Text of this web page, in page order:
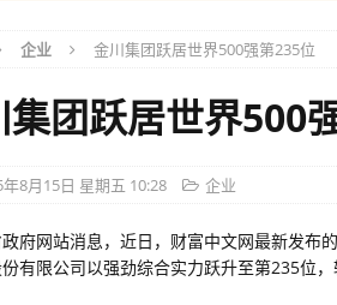
市场
全国增速
产业
市场
企业 金川集团跃居世界500强第235位
集团跃居世界500
8月15日 星期五 10:28 企业
府网站消息，近日，财富中文网最新发布
有限公司以强劲综合实力跃升至第235位，